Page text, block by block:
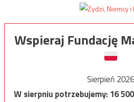
Wspieraj Fundację
Sierpień 2026
W sierpniu potrzebujemy:16 500